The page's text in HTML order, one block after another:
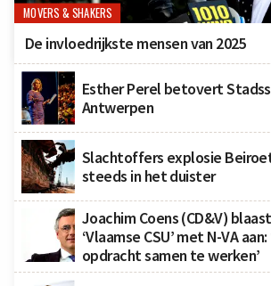
MOVERS & SHAKERS
De invloedrijkste mensen van 2025
Esther Perel betovert
Antwerpen
Slachtoffers explosie
steeds in het duister
Joachim Coens (CD&V)
‘Vlaamse CSU’ met N-VA
opdracht samen te werken’